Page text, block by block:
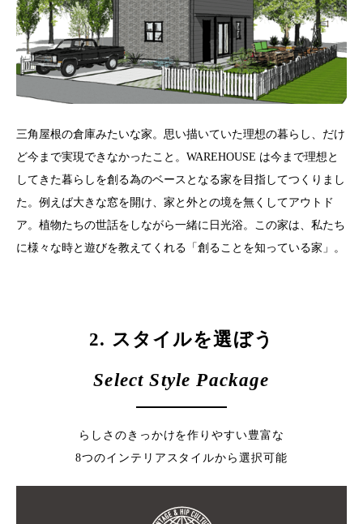
三角屋根の倉庫みたいな家。思い描いていた理想の暮らし、だけ
ど今まで実現できなかったこと。WAREHOUSE は今まで理想と
してきた暮らしを創る為のベースとなる家を目指してつくりまし
た。例えば大きな窓を開け、家と外との境を無くしてアウトド
ア。植物たちの世話をしながら一緒に日光浴。この家は、私たち
に様々な時と遊びを教えてくれる「創ることを知っている家」。
2. スタイルを選ぼう
Select Style Package
らしさのきっかけを作りやすい豊富な
8つのインテリアスタイルから選択可能